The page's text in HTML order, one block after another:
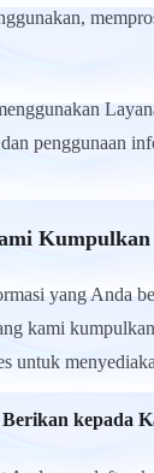
penggunaan
Kumpulkan
yang Anda
kami
untuk
kepada